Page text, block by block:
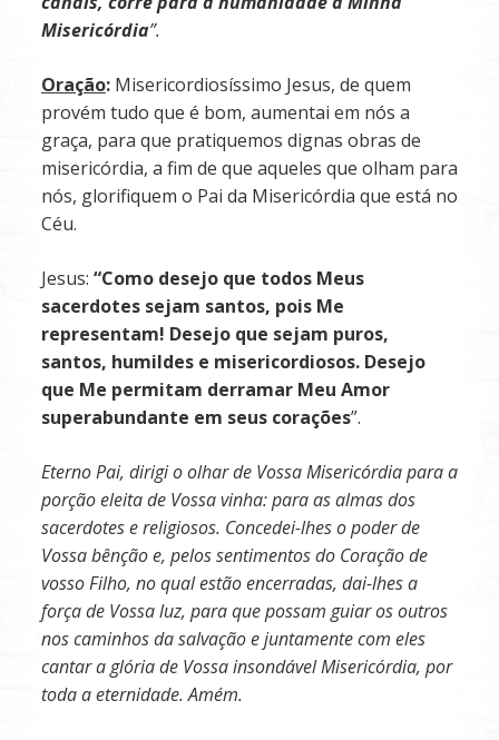
Misericórdia”.
Oração: Misericordiosíssimo Jesus, de quem
provém tudo que é bom, aumentai em nós a
graça, para que pratiquemos dignas obras de
misericórdia, a fim de que aqueles que olham para
nós, glorifiquem o Pai da Misericórdia que está no
Céu.
Jesus: “Como desejo que todos Meus
sacerdotes sejam santos, pois Me
representam! Desejo que sejam puros,
santos, humildes e misericordiosos. Desejo
que Me permitam derramar Meu Amor
superabundante em seus corações”.
Eterno Pai, dirigi o olhar de Vossa Misericórdia para a
porção eleita de Vossa vinha: para as almas dos
sacerdotes e religiosos. Concedei-lhes o poder de
Vossa bênção e, pelos sentimentos do Coração de
vosso Filho, no qual estão encerradas, dai-lhes a
força de Vossa luz, para que possam guiar os outros
nos caminhos da salvação e juntamente com eles
cantar a glória de Vossa insondável Misericórdia, por
toda a eternidade.Amém.